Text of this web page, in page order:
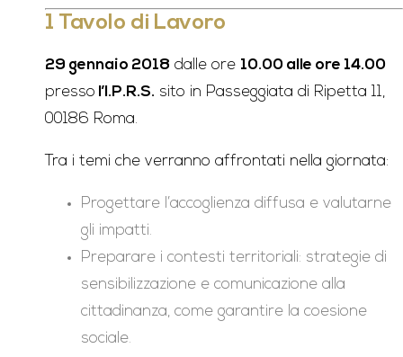
1 Tavolo di Lavoro
29 gennaio 2018 dalle ore 10.00 alle ore 14.00
presso l’I.P.R.S. sito in Passeggiata di Ripetta 11,
00186 Roma.
Tra i temi che verranno affrontati nella giornata:
Progettare l’accoglienza diffusa e valutarne
gli impatti.
Preparare i contesti territoriali: strategie di
sensibilizzazione e comunicazione alla
cittadinanza, come garantire la coesione
sociale.